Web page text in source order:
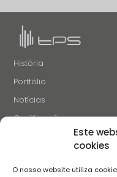
Este
cookies
O nosso website utiliza
História
Portfólio
Notícias
Certificações